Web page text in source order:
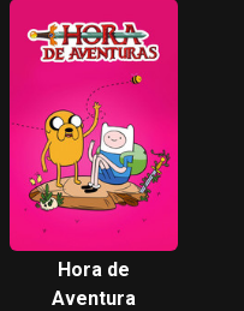
Hora de
Aventura